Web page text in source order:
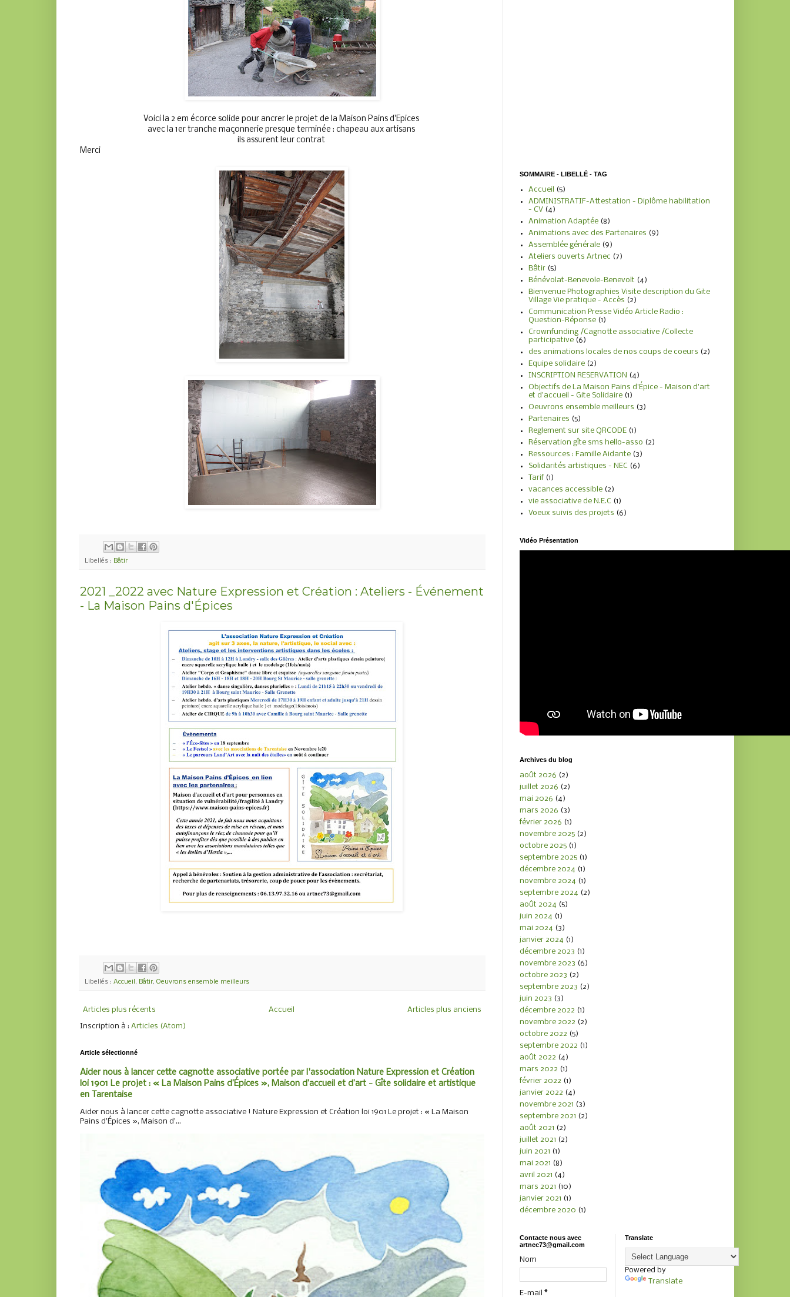
Voici la 2 em écorce solide pour ancrer le projet de la Maison Pains d'Epices
avec la 1er tranche maçonnerie presque terminée : chapeau aux artisans
ils assurent leur contrat
Merci
Libellés : Bâtir
2021 _2022 avec Nature Expression et Création : Ateliers - Événement
- La Maison Pains d'Épices
Libellés : Accueil , Bâtir, Oeuvrons ensemble meilleurs
Articles plus récents Articles plus anciens
Accueil
Inscription à : Articles (Atom)
Article sélectionné
Aider nous à lancer cette cagnotte associative portée par l'association Nature Expression et Création
loi 1901 Le projet : « La Maison Pains d’Épices », Maison d’accueil et d’art - Gîte solidaire et artistique
en Tarentaise
Aider nous à lancer cette cagnotte associative ! Nature Expression et Création loi 1901 Le projet : « La Maison
Pains d’Épices », Maison d’...
SOMMAIRE - LIBELLÉ - TAG
Accueil
(5)
ADMINISTRATIF-Attestation - Diplôme habilitation
- CV (4)
Animation Adaptée (8)
Animations avec des Partenaires (9)
Assemblée générale (9)
Ateliers ouverts Artnec (7)
Bâtir (5)
Bénévolat-Benevole-Benevolt (4)
Bienvenue Photographies Visite description du Gite
Village Vie pratique - Accès (2)
Communication Presse Vidéo Article Radio :
Question-Réponse (1)
Crownfunding /Cagnotte associative /Collecte
participative (6)
des animations locales de nos coups de coeurs (2)
Equipe solidaire (2)
INSCRIPTION RESERVATION (4)
Objectifs de La Maison Pains d'Épice - Maison d'art
et d'accueil - Gite Solidaire (1)
Oeuvrons ensemble meilleurs (3)
Partenaires (5)
Reglement sur site QRCODE (1)
Réservation gîte sms hello-asso (2)
Ressources : Famille Aidante (3)
Solidarités artistiques - NEC (6)
Tarif (1)
vacances accessible (2)
vie associative de N.E.C (1)
Voeux suivis des projets (6)
Vidéo Présentation
Archives du blog
août 2026 (2)
juillet 2026 (2)
mai 2026 (4)
mars 2026 (3)
février 2026 (1)
novembre 2025(2)
octobre 2025(1)
septembre 2025(1)
décembre 2024 (1)
novembre 2024 (1)
septembre 2024 (2)
août 2024 (5)
juin 2024 (1)
mai 2024 (3)
janvier 2024 (1)
décembre 2023 (1)
novembre 2023 (6)
octobre 2023 (2)
septembre 2023 (2)
juin 2023 (3)
décembre 2022 (1)
novembre 2022 (2)
octobre 2022 (5)
septembre 2022 (1)
août 2022 (4)
mars 2022 (1)
février 2022 (1)
janvier 2022 (4)
novembre 2021 (3)
septembre 2021 (2)
août 2021 (2)
juillet 2021 (2)
juin 2021 (1)
mai 2021 (8)
avril 2021 (4)
mars 2021 (10)
janvier 2021 (1)
décembre 2020 (1)
Contacte nous avec
artnec73@gmail.com
Nom
E-mail *
Translate
Powered by
Translate